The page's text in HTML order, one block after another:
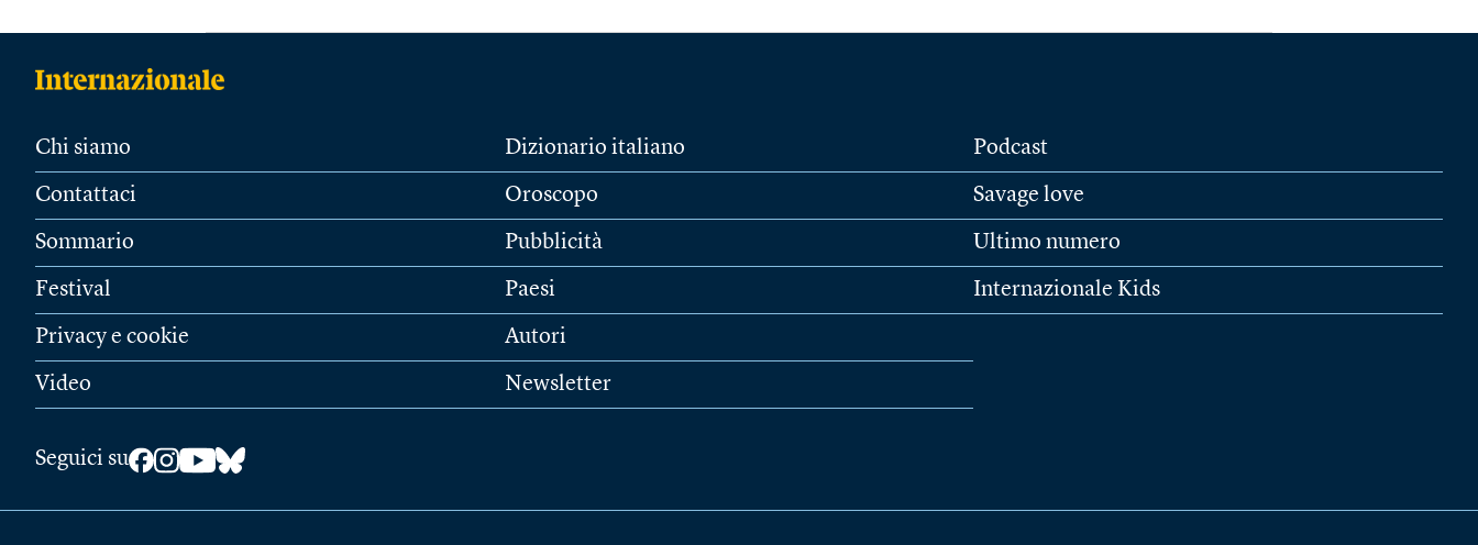
Chi siamo
Contattaci
Sommario
Festival
Privacy e cookie
Video
Dizionario italiano
Oroscopo
Pubblicità
Paesi
Autori
Newsletter
Podcast
Savage love
Ultimo numero
Internazionale Kids
Seguici su